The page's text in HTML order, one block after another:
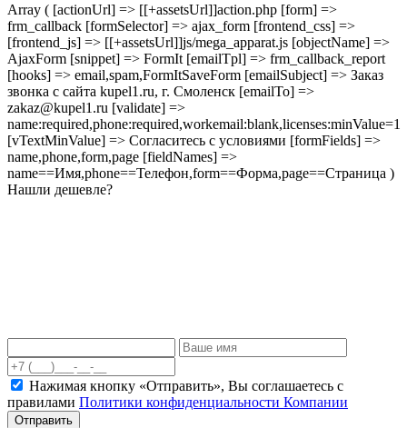
Array ( [actionUrl] => [[+assetsUrl]]action.php [form] =>
frm_callback [formSelector] => ajax_form [frontend_css] =>
[frontend_js] => [[+assetsUrl]]js/mega_apparat.js [objectName] =>
AjaxForm [snippet] => FormIt [emailTpl] => frm_callback_report
[hooks] => email,spam,FormItSaveForm [emailSubject] => Заказ
звонка с сайта kupel1.ru, г. Смоленск [emailTo] =>
zakaz@kupel1.ru [validate] =>
name:required,phone:required,workemail:blank,licenses:minValue=1
[vTextMinValue] => Согласитесь с условиями [formFields] =>
name,phone,form,page [fieldNames] =>
name==Имя,phone==Телефон,form==Форма,page==Страница )
Нашли дешевле?
Нажимая кнопку «Отправить», Вы соглашаетесь c
правилами Политики конфиденциальности Компании
Отправить